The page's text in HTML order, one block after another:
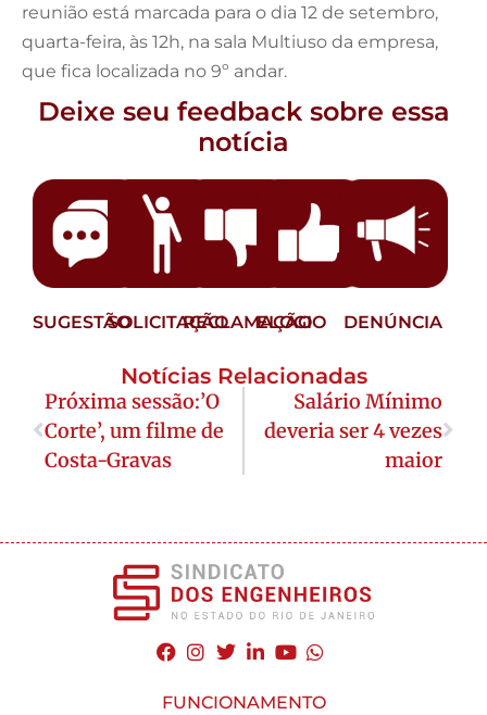
reunião está marcada para o dia 12 de setembro,
quarta-feira, às 12h, na sala Multiuso da empresa,
que fica localizada no 9º andar.
Deixe seu feedback sobre essa
notícia
SUGESTÃOSOLICITAÇÃORECLAMAÇÃO
ELOGIO DENÚNCIA
Notícias Relacionadas
Próxima sessão:’O
Corte’, um filme de
Costa-Gravas
Salário Mínimo
deveria ser 4 vezes
maior
FUNCIONAMENTO